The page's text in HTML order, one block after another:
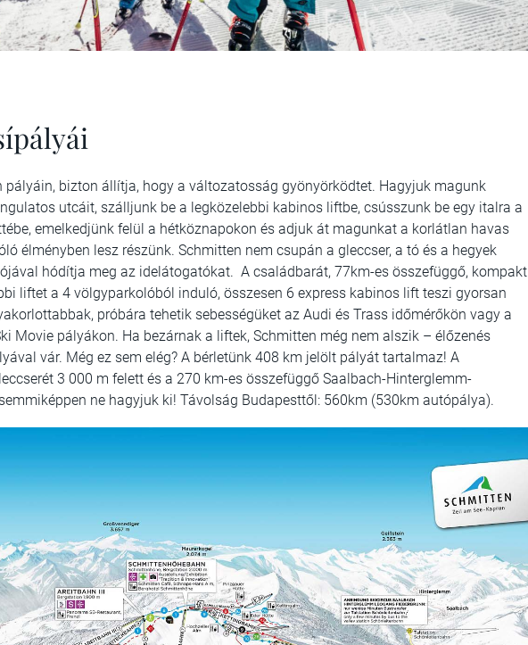
pályáin, bizton állítja, hogy a változatosság gyönyörködtet. Hagyjuk magunk
utcáit, szálljunk be a legközelebbi kabinos liftbe, csússzunk be egy italra a
emelkedjünk felül a hétköznapokon és adjuk át magunkat a korlátlan havas
élményben lesz részünk. Schmitten nem csupán a gleccser, a tó és a hegyek
hódítja meg az idelátogatókat. A családbarát, 77km-es összefüggő, kompakt
liftet a 4 völgyparkolóból induló, összesen 6 express kabinos lift teszi gyorsan
próbára tehetik sebességüket az Audi és Trass időmérőkön vagy a
Movie pályákon. Ha bezárnak a liftek, Schmitten még nem alszik – élőzenés
vár. Még ez sem elég? A bérletünk 408 km jelölt pályát tartalmaz! A
3 000 m felett és a 270 km-es összefüggő Saalbach-Hinterglemm-
ne hagyjuk ki! Távolság Budapesttől: 560km (530km autópálya).